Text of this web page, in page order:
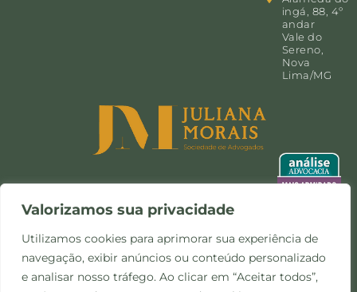
Valorizamos sua privacidade
Utilizamos cookies para aprimorar sua experiência de
navegação, exibir anúncios ou conteúdo personalizado
e analisar nosso tráfego. Ao clicar em “Aceitar todos”,
ingá, 88, 4º
andar
Vale do
Sereno,
Nova
Lima/MG
Política de
Privacidade e Cookies
©Copyright 2024 -
Todos os direitos
reservados.
Site desenvolvido pela
Otimize Comunicação